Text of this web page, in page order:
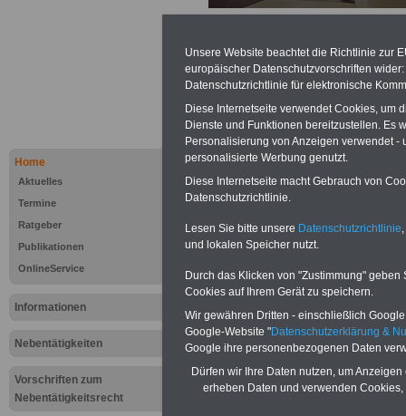
Home
Aktuelles
Termine
Ratgeber
Publikationen
OnlineService
Informationen
Nebentätigkeiten
Vorschriften zum
Nebentätigkeitsrecht
Werbung mit Textlink:
250 Euro können Sie einen
Banner für drei Monate
Website eingeblendet wird.
Von den
besonderer
kompetente
Unsere Website beachtet die Richtlinie zur
europäischer Datenschutzvorschriften
Datenschutzrichtlinie für elektronische
Diese Internetseite verwendet Cookies, um
Dienste und Funktionen bereitzustellen. Es
Personalisierung von Anzeigen verwendet
personalisierte Werbung genutzt.
Diese Internetseite macht Gebrauch von
Datenschutzrichtlinie.
Lesen Sie bitte unsere Datenschutzrichtlinie
und lokalen Speicher nutzt.
Durch das Klicken von "Zustimmung"
Cookies auf Ihrem Gerät zu speichern.
Wir gewähren Dritten - einschließlich
Google-Website "Datenschutzerklärung &
Google ihre personenbezogenen Daten
Dürfen wir Ihre Daten nutzen, um
erheben Daten und verwenden